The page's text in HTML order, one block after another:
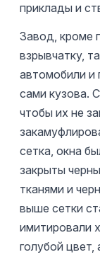
приклады и
Завод, кроме
взрывчатку,
автомобили и
сами кузова.
чтобы их не
сетка, окна
закрыты
тканями и
выше сетки
имитировали
голубой цвет,